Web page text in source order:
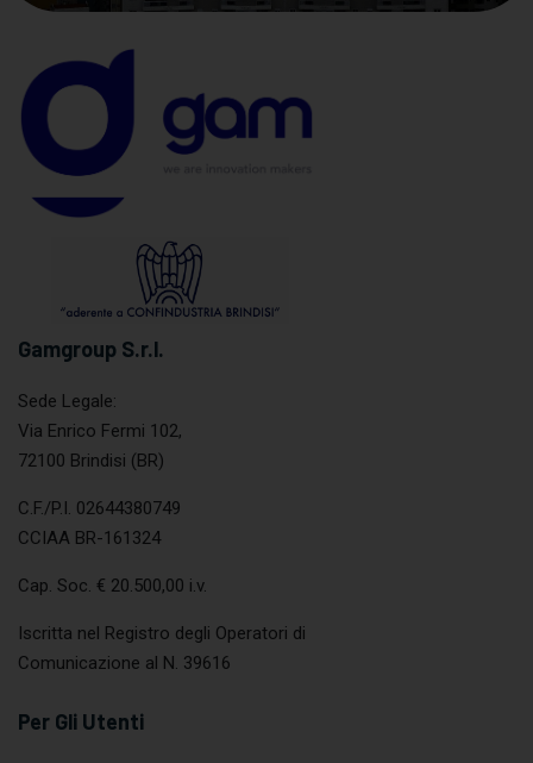
Gamgroup S.r.l.
Sede Legale:
Via Enrico Fermi 102,
72100 Brindisi (BR)
C.F./P.I. 02644380749
CCIAA BR-161324
Cap. Soc. € 20.500,00 i.v.
Iscritta nel Registro degli Operatori di
Comunicazione al N. 39616
Per Gli Utenti